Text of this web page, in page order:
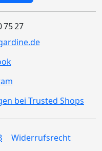
75 27
bei Trusted Shops
Widerrufsrecht